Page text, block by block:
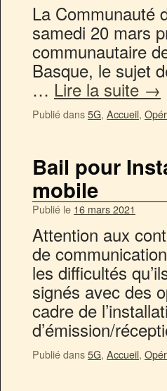
La Communauté
samedi 20 mars
communautaire
Basque, le sujet
… Lire la suite →
Publié dans5G, Accueil,
Bail pour
mobile
Publié le 16 mars 2021
Attention aux
de
les difficultés
signés avec des
cadre de
d’émission/
Publié dans5G, Accueil,